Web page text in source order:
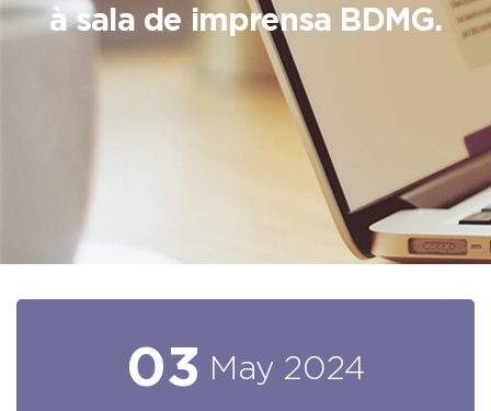
à sala de imprensa BDMG.
03 May 2024